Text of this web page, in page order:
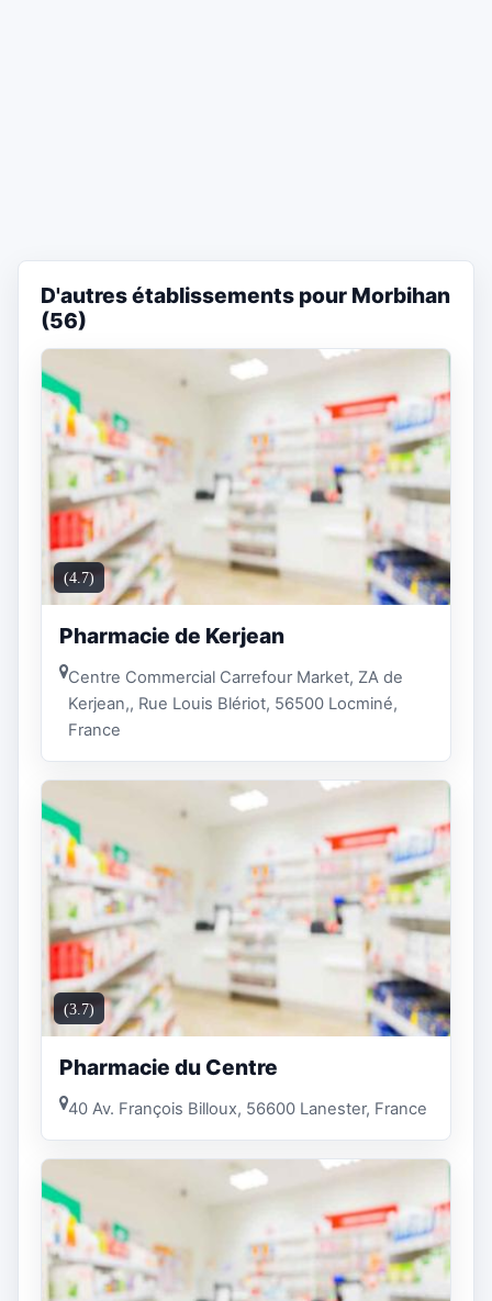
D'autres établissements pour Morbihan
(56)
(4.7)
Pharmacie de Kerjean
Centre Commercial Carrefour Market, ZA de
Kerjean,, Rue Louis Blériot, 56500 Locminé,
France
(3.7)
Pharmacie du Centre
40 Av. François Billoux, 56600 Lanester, France